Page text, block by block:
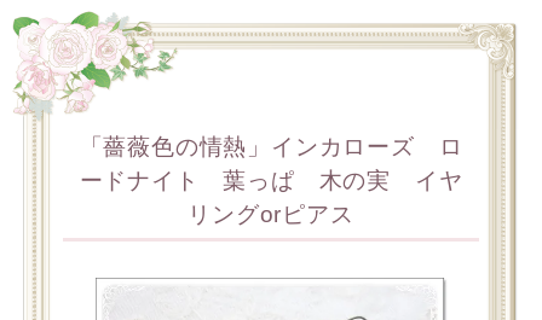
「薔薇色の情熱」インカローズ ロ
ードナイト 葉っぱ 木の実 イヤ
リングorピアス